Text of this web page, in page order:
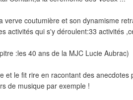
verve coutumière et son dynamisme
activités qui s'y déroulent:33 activités
:les 40 ans de la MJC Lucie Aubrac)
et le fit rire en racontant des anecdotes
de musique par exemple !